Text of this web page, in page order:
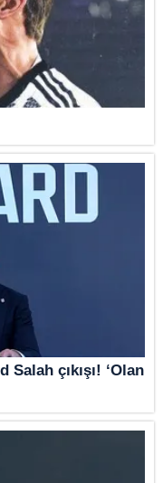
çıkışı! ‘Olan